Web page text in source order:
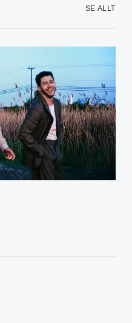
SE ALLT